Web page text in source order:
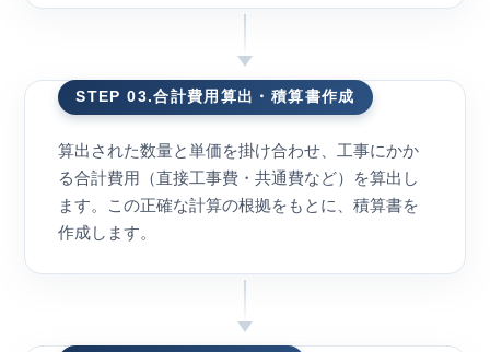
STEP 03.合計費用算出・積算書作成
算出された数量と単価を掛け合わせ、工事にかか
る合計費用（直接工事費・共通費など）を算出し
ます。この正確な計算の根拠をもとに、積算書を
作成します。